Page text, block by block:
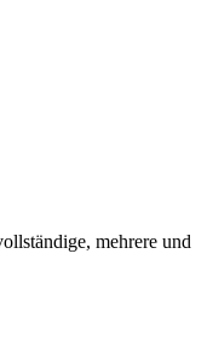
mehrere und